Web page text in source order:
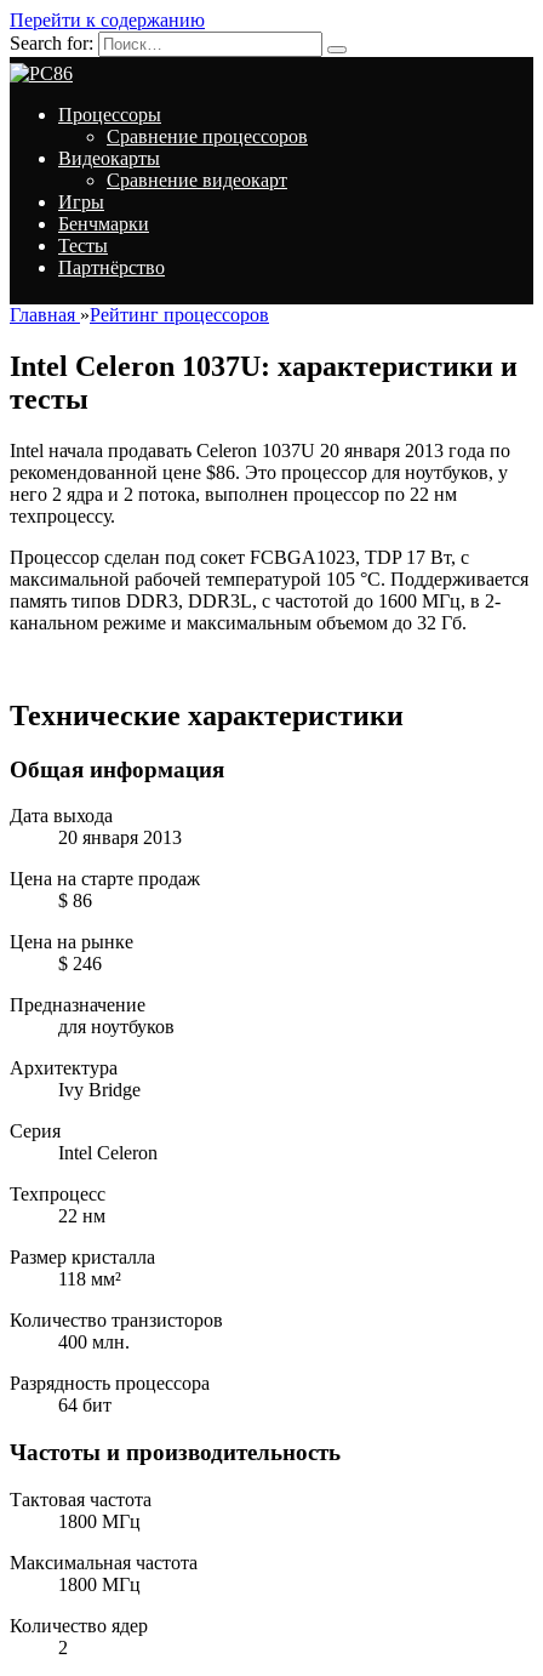
Перейти к содержанию
Search for:
Процессоры
Сравнение процессоров
Видеокарты
Сравнение видеокарт
Игры
Бенчмарки
Тесты
Партнёрство
Главная »Рейтинг процессоров
Intel Celeron 1037U: характеристики и
тесты
Intel начала продавать Celeron 1037U 20 января 2013 года по
рекомендованной цене $86. Это процессор для ноутбуков, у
него 2 ядра и 2 потока, выполнен процессор по 22 нм
техпроцессу.
Процессор сделан под сокет FCBGA1023, TDP 17 Вт, с
максимальной рабочей температурой 105 °C. Поддерживается
память типов DDR3, DDR3L, с частотой до 1600 МГц, в 2-
канальном режиме и максимальным объемом до 32 Гб.
Технические характеристики
Общая информация
Дата выхода
20 января 2013
Цена на старте продаж
$ 86
Цена на рынке
$ 246
Предназначение
для ноутбуков
Архитектура
Ivy Bridge
Серия
Intel Celeron
Техпроцесс
22 нм
Размер кристалла
118 мм²
Количество транзисторов
400 млн.
Разрядность процессора
64 бит
Частоты и производительность
Тактовая частота
1800 МГц
Максимальная частота
1800 МГц
Количество ядер
2